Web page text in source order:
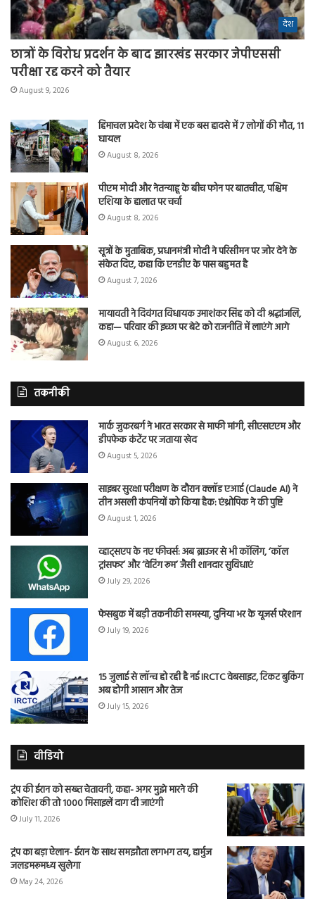
देश
छात्रों के विरोध प्रदर्शन के बाद झारखंड सरकार जेपीएससी
परीक्षा रद्द करने को तैयार
August 9, 2026
हिमाचल प्रदेश के चंबा में एक बस हादसे में 7 लोगों की मौत, 11
घायल
August 8, 2026
पीएम मोदी और नेतन्याहू के बीच फोन पर बातचीत, पश्चिम
एशिया के हालात पर चर्चा
August 8, 2026
सूत्रों के मुताबिक, प्रधानमंत्री मोदी ने परिसीमन पर जोर देने के
संकेत दिए, कहा कि एनडीए के पास बहुमत है
August 7, 2026
मायावती ने दिवंगत विधायक उमाशंकर सिंह को दी श्रद्धांजलि,
कहा— परिवार की इच्छा पर बेटे को राजनीति में लाएंगे आगे
August 6, 2026
तकनीकी
मार्क जुकरबर्ग ने भारत सरकार से माफी मांगी, सीएसएएम और
डीपफेक कंटेंट पर जताया खेद
August 5, 2026
साइबर सुरक्षा परीक्षण के दौरान क्लॉड एआई (Claude AI) ने
तीन असली कंपनियों को किया हैक: एंथ्रोपिक ने की पुष्टि
August 1, 2026
व्हाट्सएप के नए फीचर्स: अब ब्राउजर से भी कॉलिंग, ‘कॉल
ट्रांसफर’ और ‘वेटिंग रूम’ जैसी शानदार सुविधाएं
July 29, 2026
फेसबुक में बड़ी तकनीकी समस्या, दुनिया भर के यूजर्स परेशान
July 19, 2026
15 जुलाई से लॉन्च हो रही है नई IRCTC वेबसाइट, टिकट बुकिंग
अब होगी आसान और तेज
July 15, 2026
वीडियो
ट्रंप की ईरान को सख्त चेतावनी, कहा- अगर मुझे मारने की
कोशिश की तो 1000 मिसाइलें दाग दी जाएंगी
July 11, 2026
ट्रंप का बड़ा ऐलान- ईरान के साथ समझौता लगभग तय, हार्मुज
जलडमरूमध्य खुलेगा
May 24, 2026